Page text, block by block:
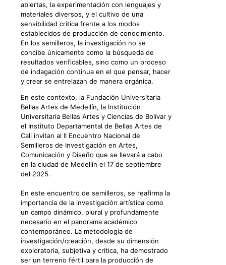
abiertas, la experimentación con lenguajes y
materiales diversos, y el cultivo de una
sensibilidad crítica frente a los modos
establecidos de producción de conocimiento.
En los semilleros, la investigación no se
concibe únicamente como la búsqueda de
resultados verificables, sino como un proceso
de indagación continua en el que pensar, hacer
y crear se entrelazan de manera orgánica.
En este contexto, la Fundación Universitaria
Bellas Artes de Medellín, la Institución
Universitaria Bellas Artes y Ciencias de Bolívar y
el Instituto Departamental de Bellas Artes de
Cali invitan al II Encuentro Nacional de
Semilleros de Investigación en Artes,
Comunicación y Diseño que se llevará a cabo
en la ciudad de Medellín el 17 de septiembre
del 2025.
En este encuentro de semilleros, se reafirma la
importancia de la investigación artística como
un campo dinámico, plural y profundamente
necesario en el panorama académico
contemporáneo. La metodología de
investigación/creación, desde su dimensión
exploratoria, subjetiva y crítica, ha demostrado
ser un terreno fértil para la producción de